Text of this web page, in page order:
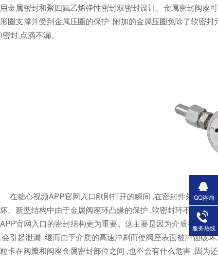
用金属密封和聚四氟乙烯弹性密封双密封设计。金属密封阀座
形圈支撑并受到金属压圈的保护 ,附加的金属压圈免除了软密
)密封,点滴不漏。
在糖心视频APP官网入口刚刚打开的瞬间 ,在密封件外缘处
坏。新型结构中由于金属阀座环凸缘的保护 ,软密封环不会受
APP官网入口的密封结构更为重要。这主要是因为介质中夹
,会引起泄漏 ,继而由于介质的高速冲刷而使阀座表面被冲蚀破
粒卡在阀瓣和阀座金属密封部位之间 ,也不会有什么危害 ,因为还
QQ咨询
服务热线